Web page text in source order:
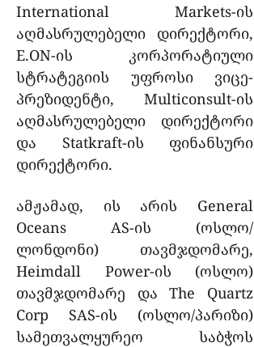
International Markets-ის
აღმასრულებელი დირექტორი,
E.ON-ის კორპორატიული
სტრატეგიის უფროსი ვიცე-
პრეზიდენტი, Multiconsult-ის
აღმასრულებელი დირექტორი
და Statkraft-ის ფინანსური
დირექტორი.
ამჟამად, ის არის General
Oceans AS-ის (ოსლო/
ლონდონი) თავმჯდომარე,
Heimdall Power-ის (ოსლო)
თავმჯდომარე და The Quartz
Corp SAS-ის (ოსლო/პარიზი)
სამეთვალყურეო საბჭოს